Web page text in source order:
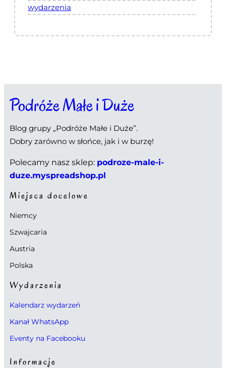
wydarzenia
Podróże Małe i Duże
Blog grupy „Podróże Małe i Duże”.
Dobry zarówno w słońce, jak i w burzę!
Polecamy nasz sklep: podroze-male-i-
duze.myspreadshop.pl
Miejsca docelowe
Niemcy
Szwajcaria
Austria
Polska
Wydarzenia
Kalendarz wydarzeń
Kanał WhatsApp
Eventy na Facebooku
Informacje